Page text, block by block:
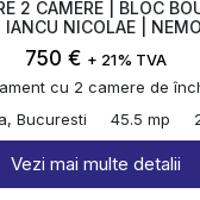
2 CAMERE | BLOC
NICOLAE |
750 € + 21% TVA
cu 2 camere de
Bucuresti
45.5 mp
Vezi mai multe detalii